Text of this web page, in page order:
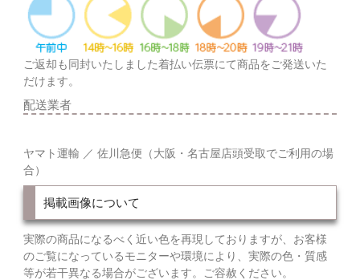
ご返却も同封いたしました着払い伝票にて商品をご発送いた
だけます。
配送業者
ヤマト運輸 ／ 佐川急便（大阪・名古屋店頭受取でご利用の場
合）
掲載画像について
実際の商品になるべく近い色を再現しておりますが、お客様
のご覧になっているモニターや環境により、実際の色・質感
等が若干異なる場合がございます。ご容赦ください。